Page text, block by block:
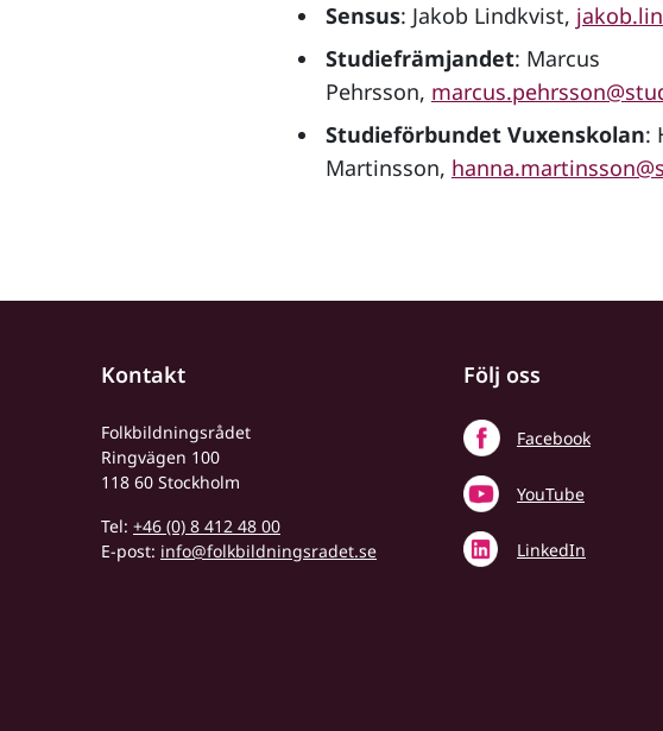
Sensus: Jakob Lindkvist,
Studiefrämjandet: Marcus
Pehrsson,
Studieförbundet Vuxenskolan:
Martinsson,
Kontakt
Folkbildningsrådet
Ringvägen 100
118 60 Stockholm
Tel: +46 (0) 8 412 48 00
E-post: info@folkbildningsradet.se
Följ oss
Facebook
YouTube
LinkedIn